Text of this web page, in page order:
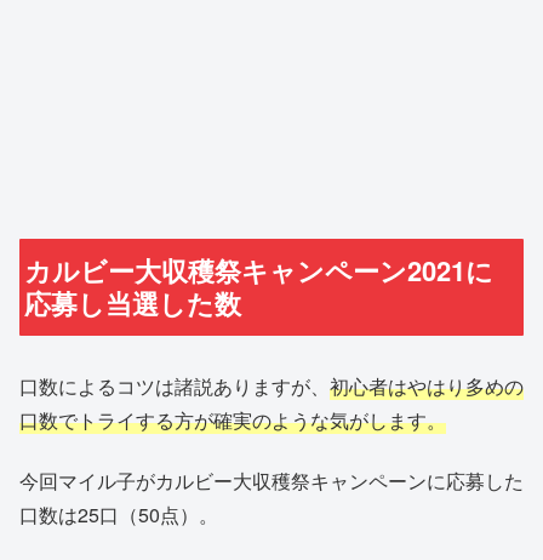
カルビー大収穫祭キャンペーン2021に
応募し当選した数
口数によるコツは諸説ありますが、 初心者はやはり多めの
口数でトライする方が確実のような気がします。
今回マイル子がカルビー大収穫祭キャンペーンに応募した
口数は25口（50点）。